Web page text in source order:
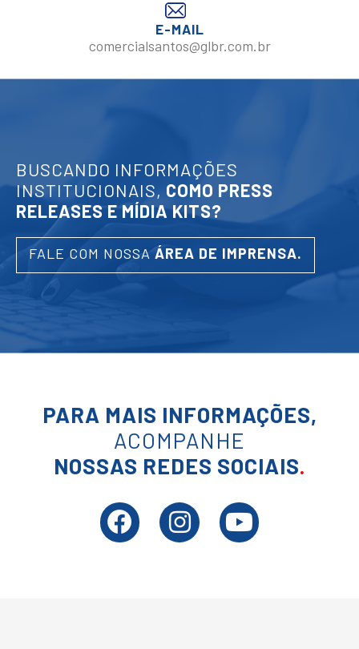
E-MAIL
comercialsantos@glbr.com.br
BUSCANDO INFORMAÇÕES
INSTITUCIONAIS, COMO PRESS
RELEASES E MÍDIA KITS?
FALE COM NOSSAÁREA DE IMPRENSA.
PARA MAIS INFORMAÇÕES,
ACOMPANHE
NOSSAS REDES SOCIAIS.